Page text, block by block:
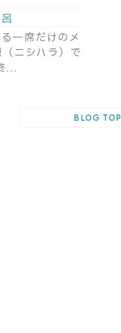
一席だけのメ
ニシハラ）で
...
BLOG TOP